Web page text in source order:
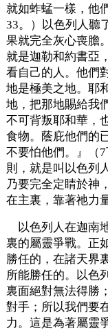
就如蚱蜢一樣，他
33。）以色列人聽
果就完全灰心喪膽
就是迦勒和約書亞
看自己的人。他們
地是極美之地。耶
地，把那地賜給我
不可背叛耶和華，
食物。蔭庇他們的
不要怕他們。』（
則，就是叫以色列
乃要完全定睛於神
在主裏，靠著祂力
以色列人在迦南
裏的屬靈爭戰。正
勝任的，在諸天界
所能勝任的。以色
裏面絕對無法得勝
對手；所以我們要
力。這是為著屬靈